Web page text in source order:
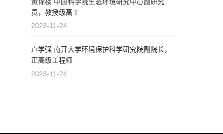
员，教授级高工
2023-11-24
卢学强 南开大学环境保护科学研究院副院长，
正高级工程师
2023-11-24